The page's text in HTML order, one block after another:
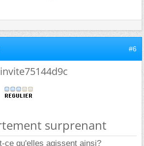
#6
invite75144d9c
surprenant
ce qu'elles agissent ainsi?